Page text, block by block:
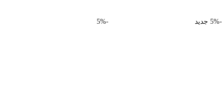
-5% جدید -5%